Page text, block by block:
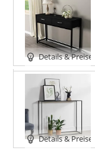
Details & Preise
Details & Preise